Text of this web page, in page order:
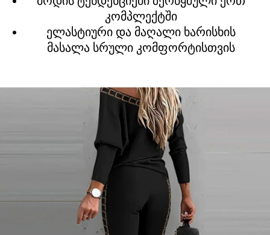
კომპლექტში
ელასტიური და მაღალი ხარისხის
მასალა სრული კომფორტისთვის